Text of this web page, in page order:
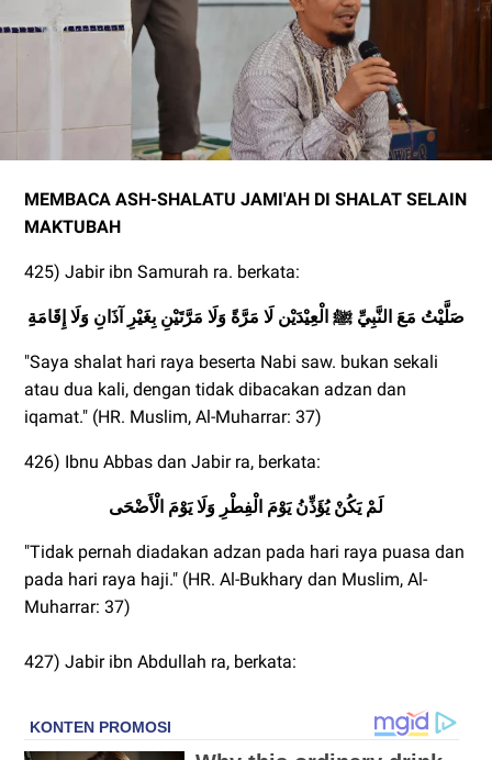
MEMBACA ASH-SHALATU JAMI'AH DI SHALAT SELAIN
MAKTUBAH
425) Jabir ibn Samurah ra. berkata:
صَلَّيْتُ مَعَ النَّبِيِّ ﷺ الْعِيْدَيْن لَا مَرَّةً وَلَا مَرَّتَيْنِ بِغَيْرِ آذَانِ وَلَا إِقَامَةِِ
"Saya shalat hari raya beserta Nabi saw. bukan sekali
atau dua kali, dengan tidak dibacakan adzan dan
iqamat." (HR. Muslim, Al-Muharrar: 37)
426) Ibnu Abbas dan Jabir ra, berkata:
لَمْ يَكُنْ يُؤَذِّنُ يَوْمَ الْفِطْرِ وَلَا يَوْمَ الْأَضْحَى
"Tidak pernah diadakan adzan pada hari raya puasa dan
pada hari raya haji." (HR. Al-Bukhary dan Muslim, Al-
Muharrar: 37)
427) Jabir ibn Abdullah ra, berkata: